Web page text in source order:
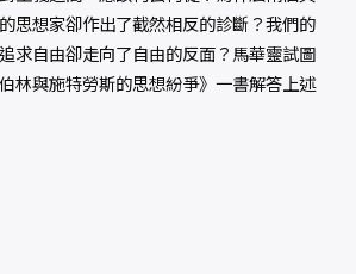
思想家卻作出了截然相反的診斷？我們的
求自由卻走向了自由的反面？馬華靈試圖
林與施特勞斯的思想紛爭》一書解答上述